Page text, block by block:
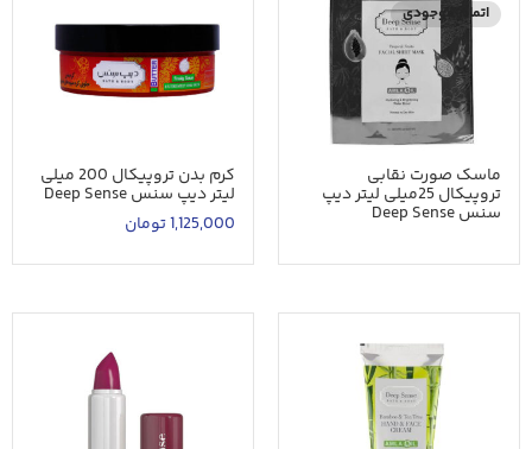
اتمام موجودی
ماسک صورت نقابی
تروپیکال 25میلی لیتر دیپ
سنس Deep Sense
کرم بدن تروپیکال 200 میلی
لیتر دیپ سنس Deep Sense
1,125,000تومان